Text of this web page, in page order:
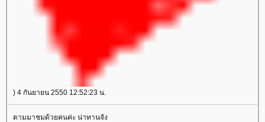
) 4 กันยายน 2550 12:52:23 น.
ตามมาชมด้วยคนค่ะ น่าทานจัง